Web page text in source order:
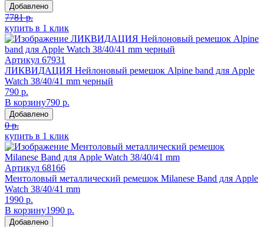
Добавлено
7781 р.
купить в 1 клик
Артикул 67931
ЛИКВИДАЦИЯ Нейлоновый ремешок Alpine band для Apple
Watch 38/40/41 mm черный
790 р.
В корзину790 р.
Добавлено
0 р.
купить в 1 клик
Артикул 68166
Ментоловый металлический ремешок Milanese Band для Apple
Watch 38/40/41 mm
1990 р.
В корзину1990 р.
Добавлено